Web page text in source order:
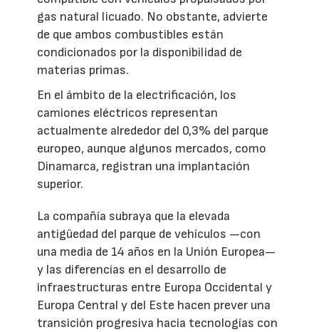
gas natural licuado. No obstante, advierte
de que ambos combustibles están
condicionados por la disponibilidad de
materias primas.
En el ámbito de la electrificación, los
camiones eléctricos representan
actualmente alrededor del 0,3% del parque
europeo, aunque algunos mercados, como
Dinamarca, registran una implantación
superior.
La compañía subraya que la elevada
antigüedad del parque de vehículos —con
una media de 14 años en la Unión Europea—
y las diferencias en el desarrollo de
infraestructuras entre Europa Occidental y
Europa Central y del Este hacen prever una
transición progresiva hacia tecnologías con